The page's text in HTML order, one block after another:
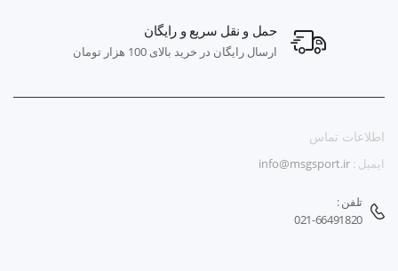
حمل و نقل سریع و رایگان
ارسال رایگان در خرید بالای 100 هزار تومان
اطلاعات تماس
ایمیل : info@msgsport.ir
تلفن :
021-66491820